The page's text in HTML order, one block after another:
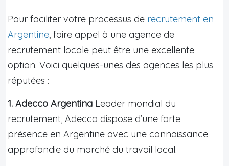
Pour faciliter votre processus de recrutement en
Argentine, faire appel à une agence de
recrutement locale peut être une excellente
option. Voici quelques-unes des agences les plus
réputées :
1. Adecco Argentina Leader mondial du
recrutement, Adecco dispose d’une forte
présence en Argentine avec une connaissance
approfondie du marché du travail local.